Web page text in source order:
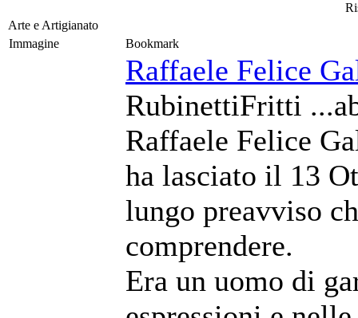
Arte e Artigianato
Immagine
Bookmark
Raffaele Felice
RubinettiFritti
Raffaele Felice
ha lasciato il 13
lungo preavviso
comprendere.
Era un uomo di